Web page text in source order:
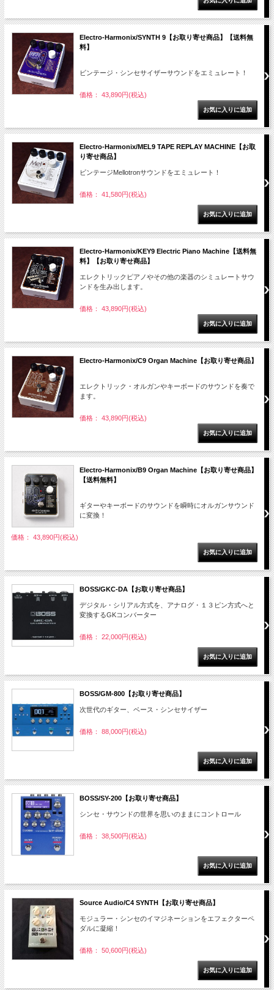
Electro-Harmonix/SYNTH 9【お取り寄せ商品】【送料無
料】
ビンテージ・シンセサイザーサウンドをエミュレート！
価格： 43,890円(税込)
Electro-Harmonix/MEL9 TAPE REPLAY MACHINE【お取
り寄せ商品】
ビンテージMellotronサウンドをエミュレート！
価格： 41,580円(税込)
Electro-Harmonix/KEY9 Electric Piano Machine【送料無
料】【お取り寄せ商品】
エレクトリックピアノやその他の楽器のシミュレートサウ
ンドを生み出します。
価格： 43,890円(税込)
Electro-Harmonix/C9 Organ Machine【お取り寄せ商品】
エレクトリック・オルガンやキーボードのサウンドを奏で
ます。
価格： 43,890円(税込)
Electro-Harmonix/B9 Organ Machine【お取り寄せ商品】
【送料無料】
ギターやキーボードのサウンドを瞬時にオルガンサウンド
に変換！
価格： 43,890円(税込)
BOSS/GKC-DA【お取り寄せ商品】
デジタル・シリアル方式を、アナログ・１３ピン方式へと
変換するGKコンバーター
価格： 22,000円(税込)
BOSS/GM-800【お取り寄せ商品】
次世代のギター、ベース・シンセサイザー
価格： 88,000円(税込)
BOSS/SY-200【お取り寄せ商品】
シンセ・サウンドの世界を思いのままにコントロール
価格： 38,500円(税込)
Source Audio/C4 SYNTH【お取り寄せ商品】
モジュラー・シンセのイマジネーションをエフェクターペ
ダルに凝縮！
価格： 50,600円(税込)